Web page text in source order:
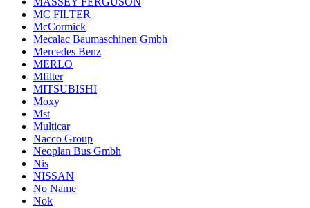
MC FILTER
McCormick
Mecalac Baumaschinen Gmbh
Mercedes Benz
MERLO
Mfilter
MITSUBISHI
Moxy
Mst
Multicar
Nacco Group
Neoplan Bus Gmbh
Nis
NISSAN
No Name
Nok